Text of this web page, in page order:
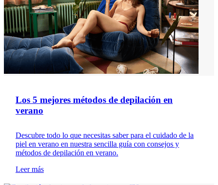
Los 5 mejores métodos de depilación en
verano
Descubre todo lo que necesitas saber para el cuidado de la
piel en verano en nuestra sencilla guía con consejos y
métodos de depilación en verano.
Leer más